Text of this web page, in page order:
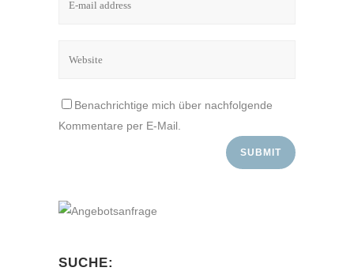
Benachrichtige mich über nachfolgende
Kommentare per E-Mail.
SUCHE: